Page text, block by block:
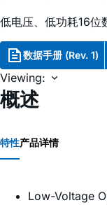
低电压、低功耗16位
数据手册 (Rev. 1)
Viewing:
概述
特性产品详情
Low-Voltage